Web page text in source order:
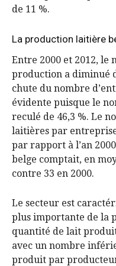
de 11 %.
La production laitière
Entre 2000 et 2012, le
production a diminué
chute du nombre
évidente puisque le
reculé de 46,3 %. Le
laitières par
par rapport à l’an
belge comptait, en
contre 33 en 2000.
Le secteur est
plus importante de la
quantité de lait
avec un nombre
produit par